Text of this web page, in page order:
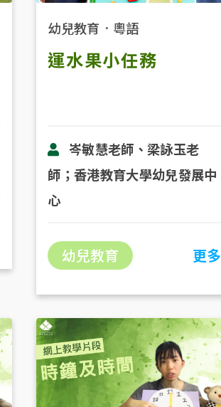
幼兒教育 ． 粵語
運水果小任務
岑敏慧老師、梁詠玉老
師；香港教育大學幼兒發展中
心
幼兒教育 更多